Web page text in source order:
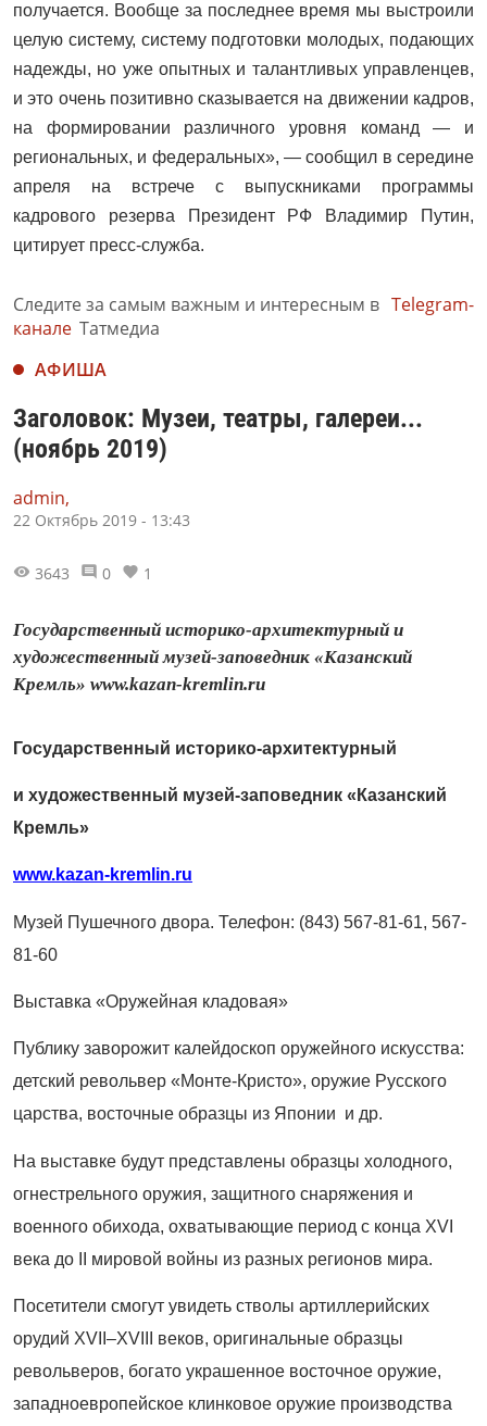
получается. Вообще за последнее время мы выстроили
целую систему, систему подготовки молодых, подающих
надежды, но уже опытных и талантливых управленцев,
и это очень позитивно сказывается на движении кадров,
на формировании различного уровня команд — и
региональных, и федеральных», — сообщил в середине
апреля на встрече с выпускниками программы
кадрового резерва Президент РФ Владимир Путин,
цитирует пресс-служба.
Следите за самым важным и интересным в Telegram-
канале Татмедиа
АФИША
Заголовок: Музеи, театры, галереи...
(ноябрь 2019)
admin,
22 Октябрь 2019 - 13:43
3643 0 1
Государственный историко-архитектурный и
художественный музей-заповедник «Казанский
Кремль» www.kazan-kremlin.ru
Государственный историко-архитектурный
и художественный музей-заповедник «Казанский
Кремль»
www.kazan-kremlin.ru
Музей Пушечного двора. Телефон: (843) 567-81-61, 567-
81-60
Выставка «Оружейная кладовая»
Публику заворожит калейдоскоп оружейного искусства:
детский револьвер «Монте-Кристо», оружие Русского
царства, восточные образцы из Японии и др.
На выставке будут представлены образцы холодного,
огнестрельного оружия, защитного снаряжения и
военного обихода, охватывающие период с конца XVI
века до II мировой войны из разных регионов мира.
Посетители смогут увидеть стволы артиллерийских
орудий XVII–XVIII веков, оригинальные образцы
револьверов, богато украшенное восточное оружие,
западноевропейское клинковое оружие производства